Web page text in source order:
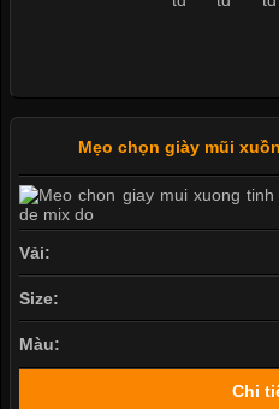
Mẹo chọn giày mũi
Vải:
Size:
Màu:
Chi